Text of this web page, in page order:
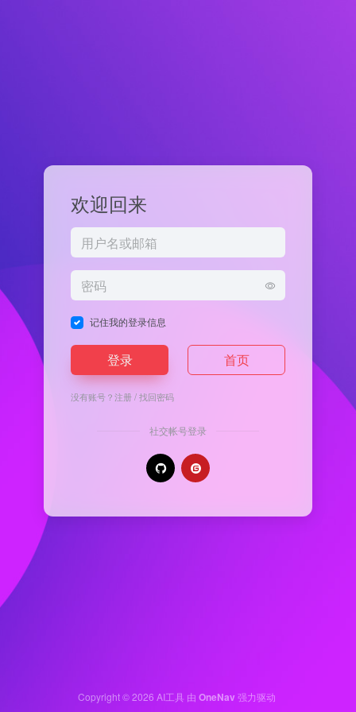
欢迎回来
记住我的登录信息
登录 首页
没有账号？注册/找回密码
社交帐号登录
Copyright © 2026 AI工具 由 OneNav强力驱动